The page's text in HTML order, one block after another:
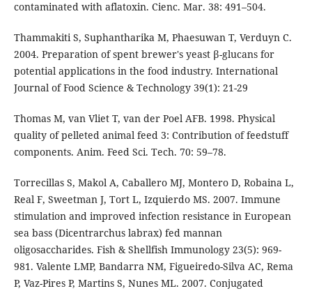
contaminated with aflatoxin. Cienc. Mar. 38: 491–504.
Thammakiti S, Suphantharika M, Phaesuwan T, Verduyn C.
2004. Preparation of spent brewer's yeast β-glucans for
potential applications in the food industry. International
Journal of Food Science & Technology 39(1): 21-29
Thomas M, van Vliet T, van der Poel AFB. 1998. Physical
quality of pelleted animal feed 3: Contribution of feedstuff
components. Anim. Feed Sci. Tech. 70: 59–78.
Torrecillas S, Makol A, Caballero MJ, Montero D, Robaina L,
Real F, Sweetman J, Tort L, Izquierdo MS. 2007. Immune
stimulation and improved infection resistance in European
sea bass (Dicentrarchus labrax) fed mannan
oligosaccharides. Fish & Shellfish Immunology 23(5): 969-
981. Valente LMP, Bandarra NM, Figueiredo-Silva AC, Rema
P, Vaz-Pires P, Martins S, Nunes ML. 2007. Conjugated